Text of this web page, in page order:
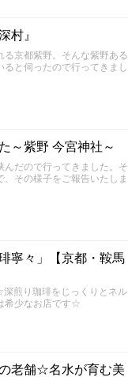
村』
京都紫野。そんな紫野ある
ると伺ったので行ってきまし
～紫野 今宮神社～
だので行ってきました。そ
その様子をご報告いたしま
寧々」【京都・鞍馬
煎り珈琲をじっくりとネル
希少なお店です☆
老舗☆名水が育む美